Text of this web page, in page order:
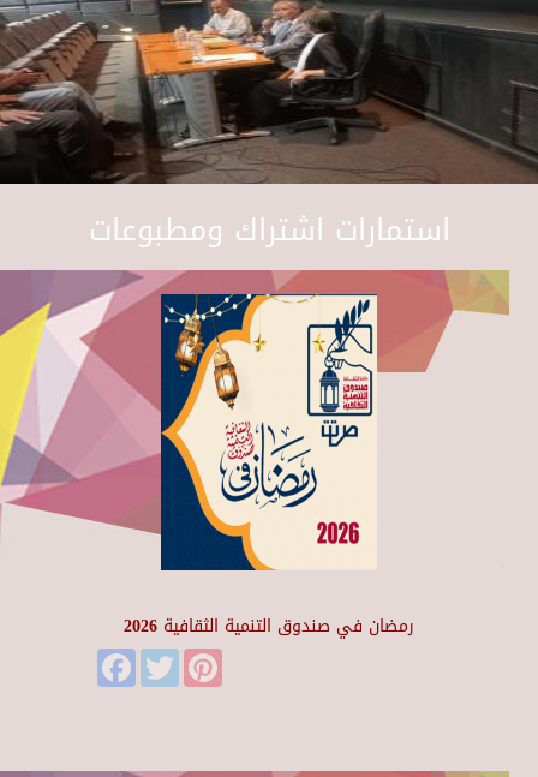
استمارات اشتراك ومطبوعات
رمضان في صندوق التنمية الثقافية 2026
FacebookTwitter